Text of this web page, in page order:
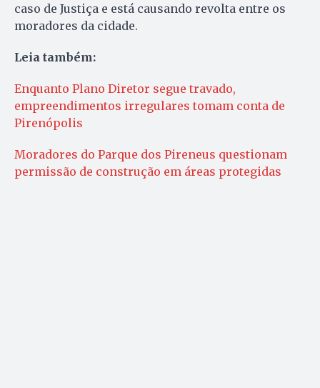
caso de Justiça e está causando revolta entre os
moradores da cidade.
Leia também:
Enquanto Plano Diretor segue travado,
empreendimentos irregulares tomam conta de
Pirenópolis
Moradores do Parque dos Pireneus questionam
permissão de construção em áreas protegidas